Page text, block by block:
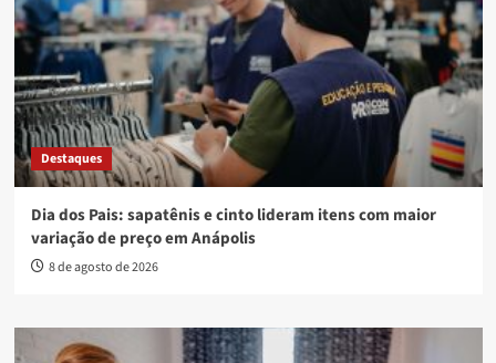
Destaques
Dia dos Pais: sapatênis e cinto lideram itens com maior
variação de preço em Anápolis
8 de agosto de 2026